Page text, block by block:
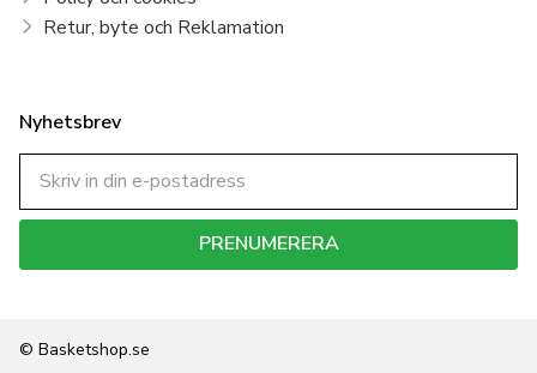
Retur, byte och Reklamation
Nyhetsbrev
PRENUMERERA
© Basketshop.se